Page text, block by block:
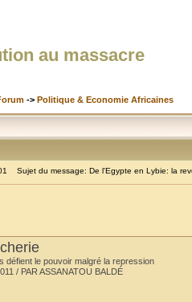
au massacre
-> Politique & Economie Africaines
Sujet du message: De l'Egypte en Lybie: la
défient le pouvoir malgré la repression
/ PAR ASSANATOU BALDÉ